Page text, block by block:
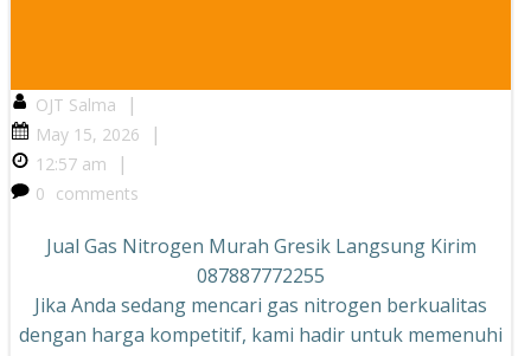
OJT Salma |
May 15, 2026 |
12:57 am |
0 comments
Jual Gas Nitrogen Murah Gresik Langsung Kirim
087887772255
Jika Anda sedang mencari gas nitrogen berkualitas
dengan harga kompetitif, kami hadir untuk memenuhi